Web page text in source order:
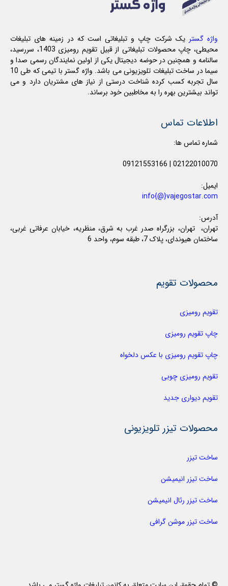
واژه گستر یک شرکت چاپ و تبلیغاتی است که در زمینه های تبلیغات
محیطی، چاپ محصولات تبلیغاتی از قبیل تقویم رومیزی 1403، سررسید،
سالنامه و همچنین در حوضه دیجیتال یکی از اولین نمایندگان رسمی صدا و
سیما در ساخت تبلیغات تلویزیونی می باشد. واژه گستر با تیمی که طی 10
سال تجربه کسب کرده شناخت درستی از نیاز های مشتریان دارد و می
تواند بیشترین بهره را به مخاطبین خود برساند.
اطلاعات تماس
شماره تماس ها:
02122010070
|
09121553166
ایمیل:
info{@}vajegostar.com
آدرس:
تهران، تهران، بزرگراه صدر غرب به شرق، منظریه، خیابان عرفاتی غربی،
ساختمان هیوندای، پلاک 7، طبقه سوم، واحد 6
محصولات تقویم
تقویم رومیزی
چاپ تقویم رومیزی
چاپ تقویم رومیزی با عکس دلخواه
تقویم رومیزی چوبی
تقویم دیواری جدید
محصولات تیزر تلویزیونی
ساخت تیزر
ساخت تیزر انیمیشن
ساخت تیزر رئال انیمیشن
ساخت تیزر موشن گرافی